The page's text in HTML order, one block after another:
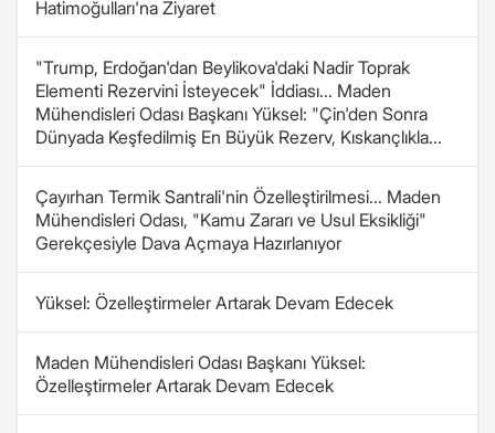
Hatimoğulları'na Ziyaret
"Trump, Erdoğan'dan Beylikova'daki Nadir Toprak
Elementi Rezervini İsteyecek" İddiası... Maden
Mühendisleri Odası Başkanı Yüksel: "Çin'den Sonra
Dünyada Keşfedilmiş En Büyük Rezerv, Kıskançlıkla...
Çayırhan Termik Santrali'nin Özelleştirilmesi... Maden
Mühendisleri Odası, "Kamu Zararı ve Usul Eksikliği"
Gerekçesiyle Dava Açmaya Hazırlanıyor
Yüksel: Özelleştirmeler Artarak Devam Edecek
Maden Mühendisleri Odası Başkanı Yüksel:
Özelleştirmeler Artarak Devam Edecek